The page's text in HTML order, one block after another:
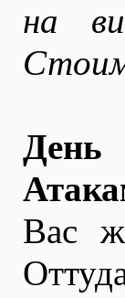
на
Вас